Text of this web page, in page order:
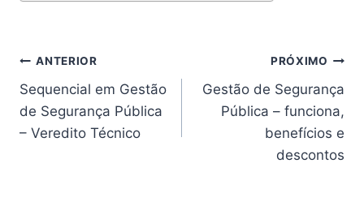
Navegação
de
Post
ANTERIOR
Sequencial em Gestão
de Segurança Pública
– Veredito Técnico
PRÓXIMO
Gestão de Segurança
Pública – funciona,
benefícios e
descontos